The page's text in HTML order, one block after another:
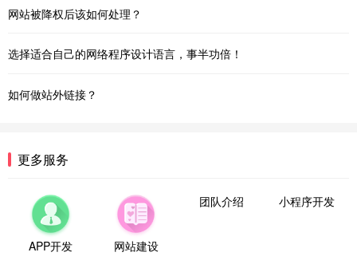
网站被降权后该如何处理？
选择适合自己的网络程序设计语言，事半功倍！
如何做站外链接？
更多服务
APP开发 网站建设
团队介绍 小程序开发